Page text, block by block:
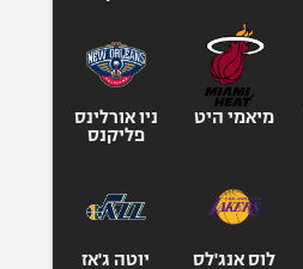
אופניים
ספורט מוטורי
כדורמים
בייסבול MLB
ספורט אתגרי
מיאמי היט
ניו אורלינס
פליקנס
לוס אנג'לס
יוטה ג'אז